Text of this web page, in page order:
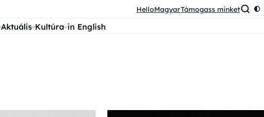
HelloMagyarTámogass minket
Aktuális Kultúra in English